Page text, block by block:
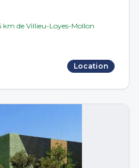
km de Villieu-Loyes-Mollon
Location